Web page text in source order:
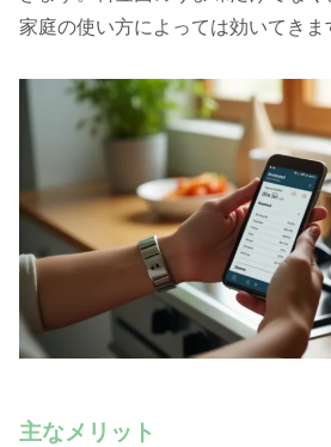
家庭の使い方によっては効いてきま
主なメリット